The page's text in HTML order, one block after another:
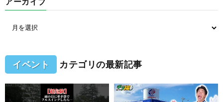
イベント カテゴリの最新記事